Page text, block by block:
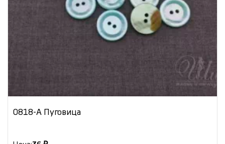
0818-А Пуговица